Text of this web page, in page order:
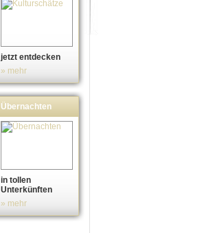
jetzt entdecken
» mehr
Übernachten
in tollen
Unterkünften
» mehr